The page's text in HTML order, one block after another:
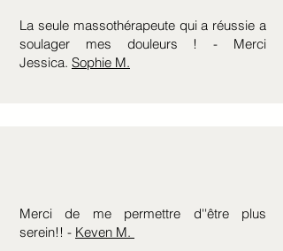
La seule massothérapeute qui a réussie a
soulager mes douleurs ! - Merci
Jessica. Sophie M.
Merci de me permettre d''être plus
serein!! - Keven M.